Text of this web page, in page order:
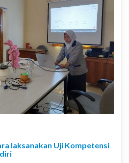
laksanakan Uji Kompetensi